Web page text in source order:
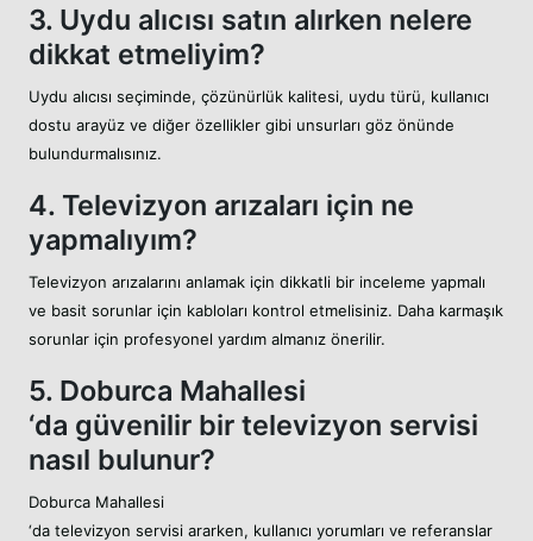
3. Uydu alıcısı satın alırken nelere
dikkat etmeliyim?
Uydu alıcısı seçiminde, çözünürlük kalitesi, uydu türü, kullanıcı
dostu arayüz ve diğer özellikler gibi unsurları göz önünde
bulundurmalısınız.
4. Televizyon arızaları için ne
yapmalıyım?
Televizyon arızalarını anlamak için dikkatli bir inceleme yapmalı
ve basit sorunlar için kabloları kontrol etmelisiniz. Daha karmaşık
sorunlar için profesyonel yardım almanız önerilir.
5. Doburca Mahallesi
‘da güvenilir bir televizyon servisi
nasıl bulunur?
Doburca Mahallesi
‘da televizyon servisi ararken, kullanıcı yorumları ve referanslar